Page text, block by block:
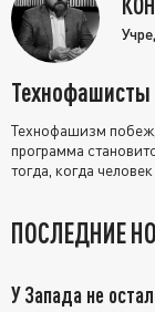
Технофашисты
Технофашизм
программа
тогда, когда
ПОСЛЕДНИЕ
У Запада не